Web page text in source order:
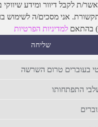
ת לקבל דיוור ומידע
אני מסכים/ה לשימוש
למדיניות הפרטיות
שליחה
בעוברים טרום השרשה
התפתחותו